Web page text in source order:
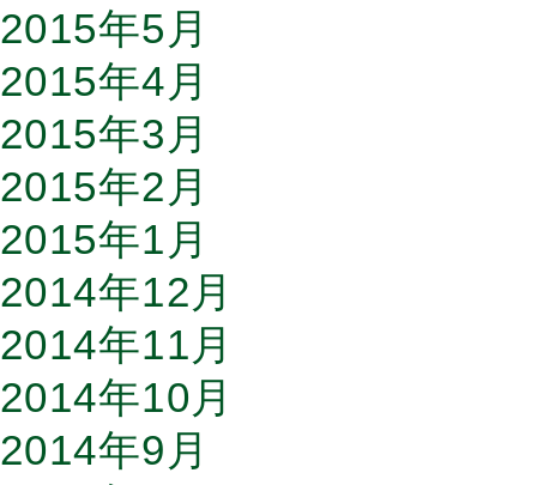
2015年5月
2015年4月
2015年3月
2015年2月
2015年1月
2014年12月
2014年11月
2014年10月
2014年9月